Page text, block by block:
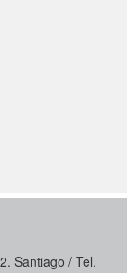
Santiago / Tel.